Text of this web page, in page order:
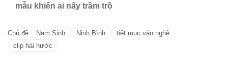
mẫu khiến ai nấy trầm trồ
Chủ đề: Nam Sinh Ninh Bình
tiết mục văn nghệ
clip hài hước